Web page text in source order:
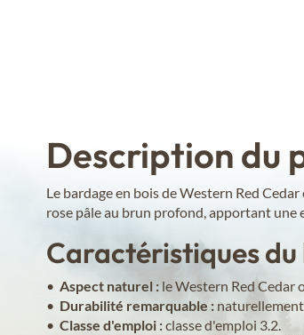
Description du
Le bardage en bois de Western Red
rose pâle au brun profond, apportant
Caractéristiques du
• Aspect naturel : le Western Red Cedar
• Durabilité remarquable :
• Classe d'emploi :classe d'emploi 3.2.